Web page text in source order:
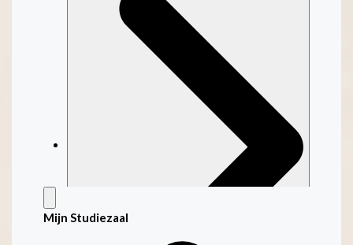
Mijn Studiezaal